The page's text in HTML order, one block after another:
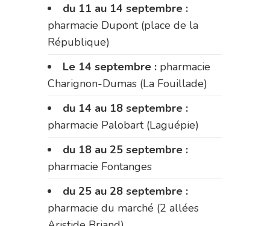
du 11 au 14 septembre :
pharmacie Dupont (place de la
République)
Le 14 septembre : pharmacie
Charignon-Dumas (La Fouillade)
du 14 au 18 septembre :
pharmacie Palobart (Laguépie)
du 18 au 25 septembre :
pharmacie Fontanges
du 25 au 28 septembre :
pharmacie du marché (2 allées